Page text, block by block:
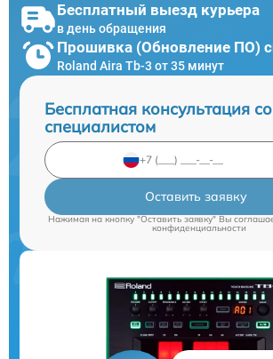
Бесплатный выезд курьера
в день обращения
Прошивка (Обновление ПО)
Roland Aira Tb-3 от 35 минут
Бесплатная консультация со
специалистом
Оставить заявку
Нажимая на кнопку "Оставить заявку" Вы
конфиденциальности